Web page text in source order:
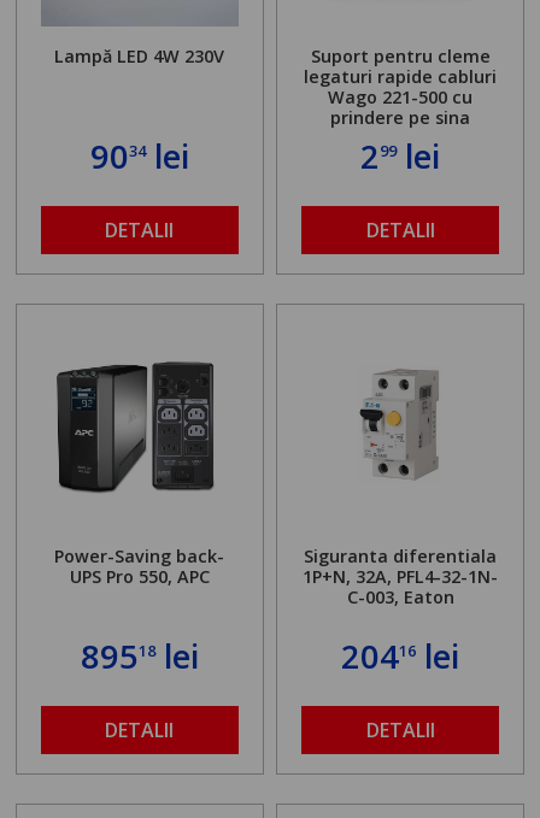
Lampă LED 4W 230V
9034lei
DETALII
Suport pentru cleme
legaturi rapide cabluri
Wago 221-500 cu
prindere pe sina
299lei
DETALII
Power-Saving back-
UPS Pro 550, APC
89518lei
DETALII
Siguranta diferentiala
1P+N, 32A, PFL4-32-1N-
C-003, Eaton
20416 lei
DETALII